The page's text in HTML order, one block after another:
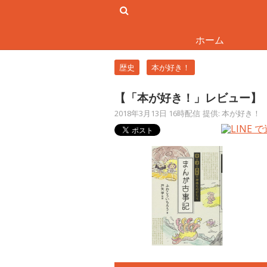
ホーム
歴史 本が好き！
【「本が好き！」レビュー
2018年3月13日 16時配信 提供: 本が好き！